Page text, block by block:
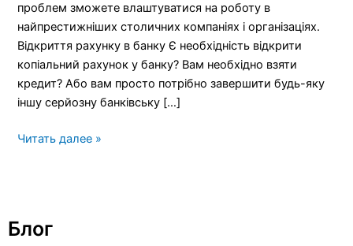
проблем зможете влаштуватися на роботу в
найпрестижніших столичних компаніях і організаціях.
Відкриття рахунку в банку Є необхідність відкрити
копіальний рахунок у банку? Вам необхідно взяти
кредит? Або вам просто потрібно завершити будь-яку
іншу серйозну банківську […]
Читать далее »
Блог